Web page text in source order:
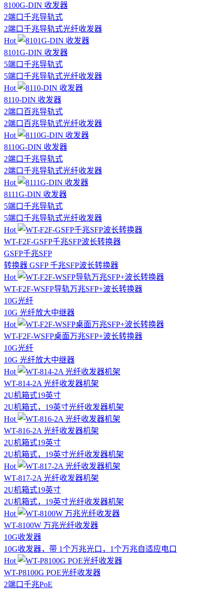
8100G-DIN 收发器
2端口千兆导轨式
2端口千兆导轨式光纤收发器
Hot
8101G-DIN 收发器
5端口千兆导轨式
5端口千兆导轨式光纤收发器
Hot
8110-DIN 收发器
2端口 百兆导轨式
2端口百兆导轨式光纤收发器
Hot
8110G-DIN 收发器
2端口千兆导轨式
2端口千兆导轨式光纤收发器
Hot
8111G-DIN 收发器
5端口千兆导轨式
5端口千兆导轨式光纤收发器
Hot
WT-F2F-GSFP千兆SFP波长转换器
GSFP千兆SFP
转换器 GSFP 千兆SFP波长转换器
Hot
WT-F2F-WSFP导轨万兆SFP+波长转换器
10G光纤
10G 光纤放大中继器
Hot
WT-F2F-WSFP桌面万兆SFP+波长转换器
10G光纤
10G 光纤放大中继器
Hot
WT-814-2A 光纤收发器机架
2U机箱式19英寸
2U机箱式，19英寸光纤收发器机架
Hot
WT-816-2A 光纤收发器机架
2U机箱式19英寸
2U机箱式，19英寸光纤收发器机架
Hot
WT-817-2A 光纤收发器机架
2U机箱式19英寸
2U机箱式，19英寸光纤收发器机架
Hot
WT-8100W 万兆光纤收发器
10G收发器
10G收发器，带 1个万兆光口，1个万兆自适应电口
Hot
WT-P8100G POE光纤收发器
2端口千兆PoE